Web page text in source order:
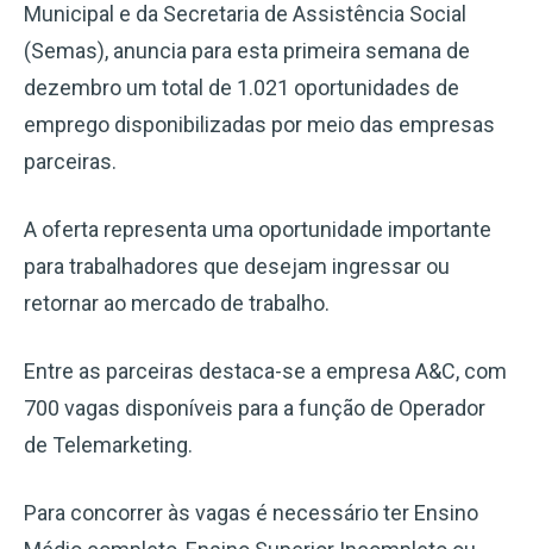
Municipal e da Secretaria de Assistência Social
(Semas), anuncia para esta primeira semana de
dezembro um total de 1.021 oportunidades de
emprego disponibilizadas por meio das empresas
parceiras.
A oferta representa uma oportunidade importante
para trabalhadores que desejam ingressar ou
retornar ao mercado de trabalho.
Entre as parceiras destaca-se a empresa A&C, com
700 vagas disponíveis para a função de Operador
de Telemarketing.
Para concorrer às vagas é necessário ter Ensino